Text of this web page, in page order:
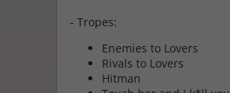
- Tropes:
Enemies to Lovers
Rivals to Lovers
Hitman